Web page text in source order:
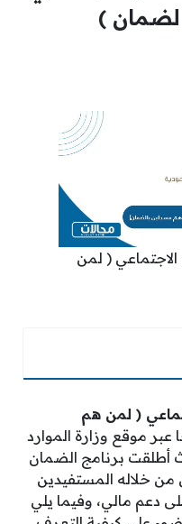
)
الاجتماعي ( لمن
( لمن هم
عبر موقع وزارة الموارد
أطلقت برنامج الضمان
من خلاله المستفيدين
دعم مالي، وفيما يلي